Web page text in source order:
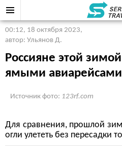
00:12, 18 октября 2023,
автор: Ульянов Д.
Россияне этой
ямыми авиарейсами
Источник фото: 123rf.com
Для сравнения, прошлой
огли улететь без пересадки